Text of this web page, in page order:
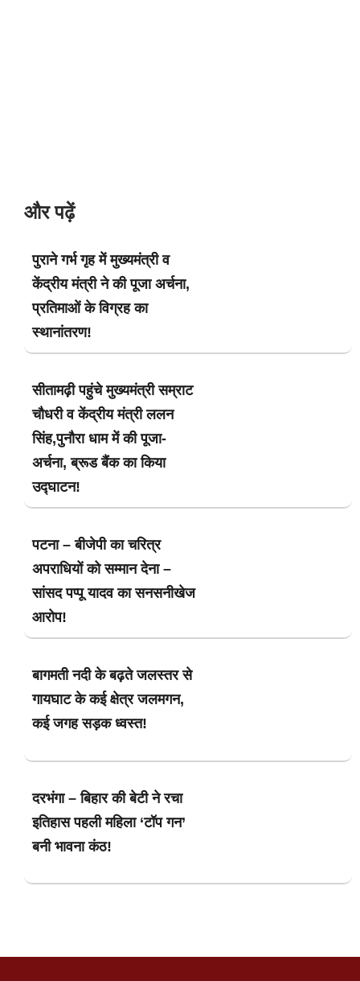
और पढ़ें
पुराने गर्भ गृह में मुख्यमंत्री व
केंद्रीय मंत्री ने की पूजा अर्चना,
प्रतिमाओं के विग्रह का
स्थानांतरण!
सीतामढ़ी पहुंचे मुख्यमंत्री सम्राट
चौधरी व केंद्रीय मंत्री ललन
सिंह,पुनौरा धाम में की पूजा-
अर्चना, ब्रूड बैंक का किया
उद्घाटन!
पटना – बीजेपी का चरित्र
अपराधियों को सम्मान देना –
सांसद पप्पू यादव का सनसनीखेज
आरोप!
बागमती नदी के बढ़ते जलस्तर से
गायघाट के कई क्षेत्र जलमगन,
कई जगह सड़क ध्वस्त!
दरभंगा – बिहार की बेटी ने रचा
इतिहास पहली महिला ‘टॉप गन’
बनी भावना कंठ!